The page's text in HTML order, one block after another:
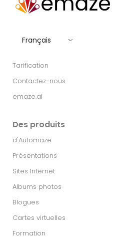
Français
Tarification
Contactez-nous
emaze.ai
Des produits
d'Automaze
Présentations
Sites Internet
Albums photos
Blogues
Cartes virtuelles
Formation